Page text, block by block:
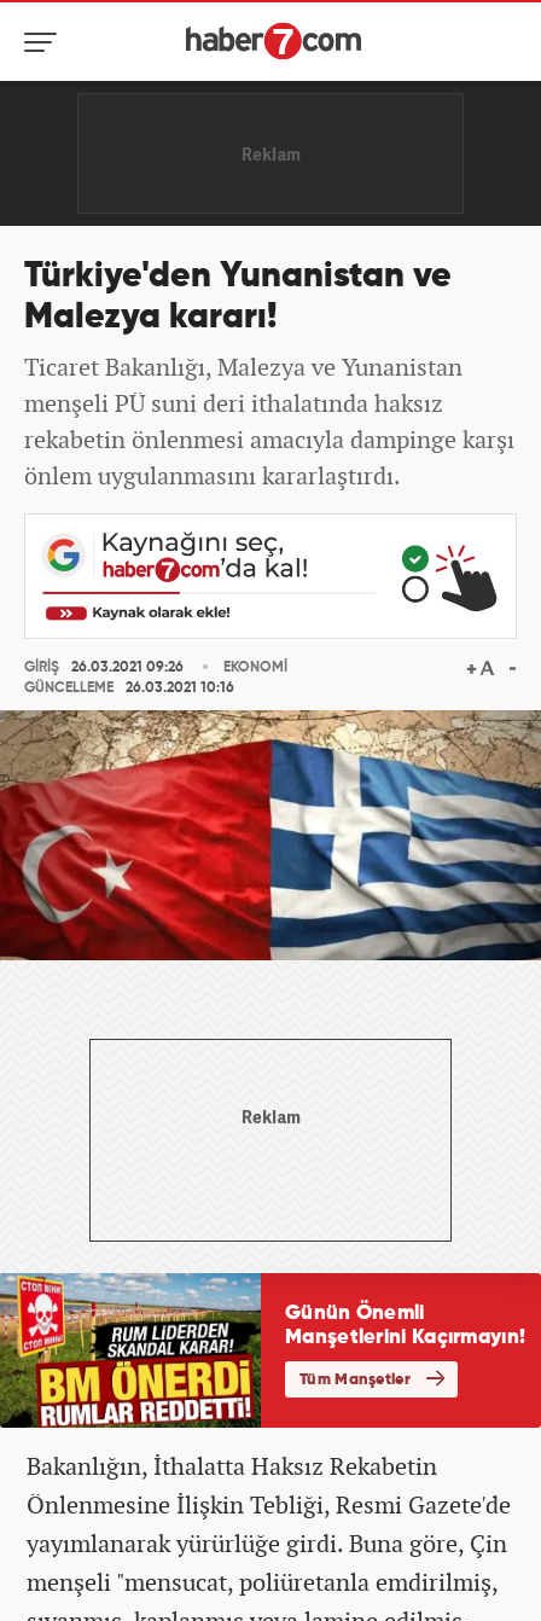
Türkiye'den Yunanistan ve
Malezya kararı!
Ticaret Bakanlığı, Malezya ve Yunanistan
menşeli PÜ suni deri ithalatında haksız
rekabetin önlenmesi amacıyla dampinge karşı
önlem uygulanmasını kararlaştırdı.
GİRİŞ
26.03.2021 09:26
GÜNCELLEME
26.03.2021 10:16
EKONOMİ
Bakanlığın, İthalatta Haksız Rekabetin
Önlenmesine İlişkin Tebliği, Resmi Gazete'de
yayımlanarak yürürlüğe girdi. Buna göre, Çin
menşeli "mensucat, poliüretanla emdirilmiş,